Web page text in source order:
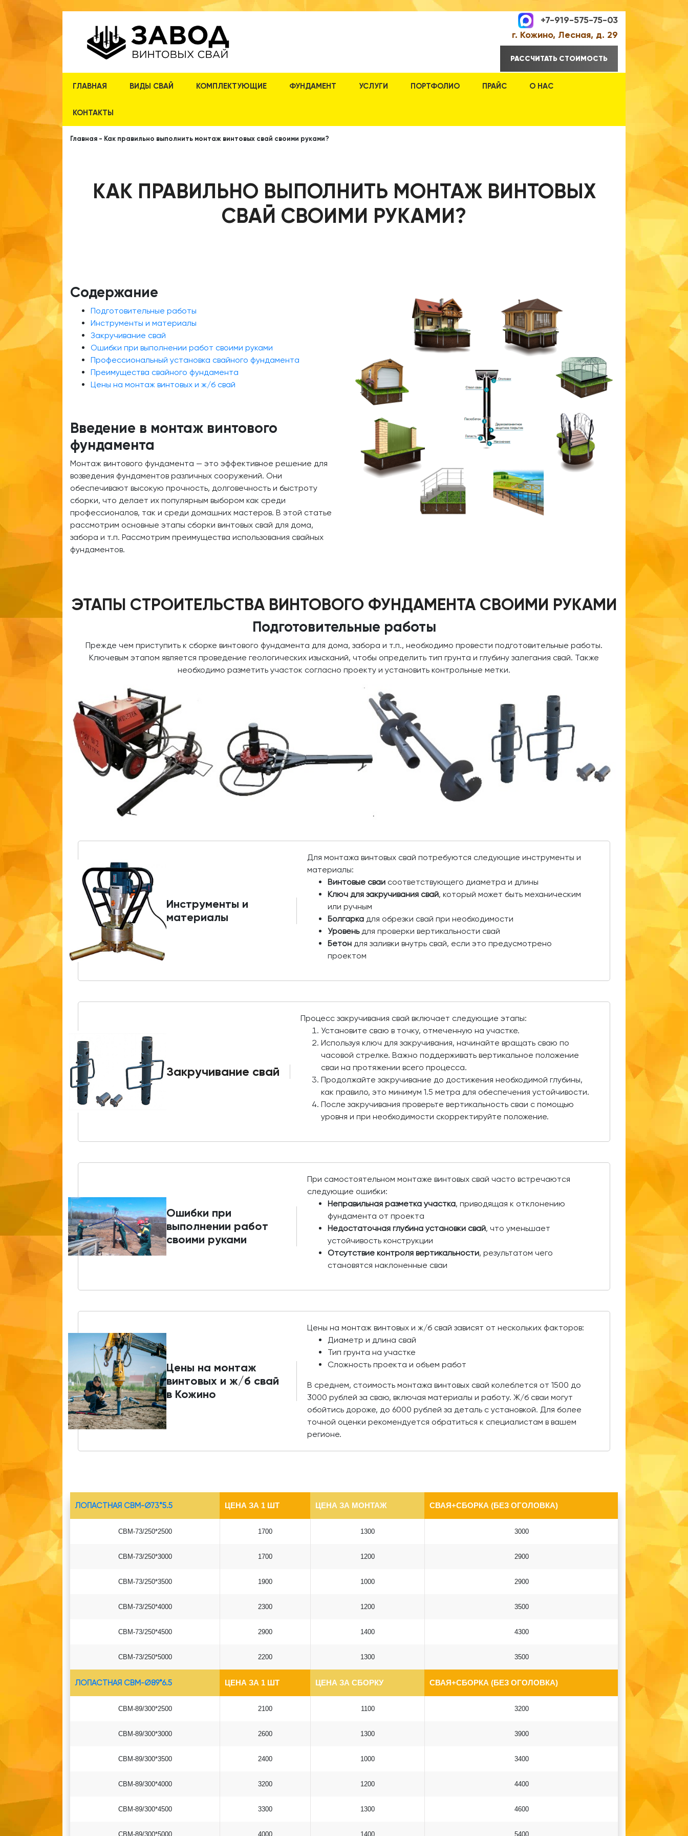
+7-919-575-75-03
г. Кожино, Лесная, д. 29
РАССЧИТАТЬ СТОИМОСТЬ
ГЛАВНАЯ ВИДЫ СВАЙ КОМПЛЕКТУЮЩИЕ ФУНДАМЕНТ УСЛУГИ ПОРТФОЛИО ПРАЙС О НАС
КОНТАКТЫ
Главная - Как правильно выполнить монтаж винтовых свай своими руками?
КАК ПРАВИЛЬНО ВЫПОЛНИТЬ МОНТАЖ ВИНТОВЫХ
СВАЙ СВОИМИ РУКАМИ?
Содержание
Подготовительные работы
Инструменты и материалы
Закручивание свай
Ошибки при выполнении работ своими руками
Профессиональный установка свайного фундамента
Преимущества свайного фундамента
Цены на монтаж винтовых и ж/б свай
Введение в монтаж винтового
фундамента
Монтаж винтового фундамента — это эффективное решение для
возведения фундаментов различных сооружений. Они
обеспечивают высокую прочность, долговечность и быстроту
сборки, что делает их популярным выбором как среди
профессионалов, так и среди домашних мастеров. В этой статье
рассмотрим основные этапы сборки винтовых свай для дома,
забора и т.п. Рассмотрим преимущества использования свайных
фундаментов.
ЭТАПЫ СТРОИТЕЛЬСТВА ВИНТОВОГО ФУНДАМЕНТА СВОИМИ РУКАМИ
Подготовительные работы
Прежде чем приступить к сборке винтового фундамента для дома, забора и т.п., необходимо провести подготовительные работы.
Ключевым этапом является проведение геологических изысканий, чтобы определить тип грунта и глубину залегания свай. Также
необходимо разметить участок согласно проекту и установить контрольные метки.
Инструменты и
материалы
Для монтажа винтовых свай потребуются следующие инструменты и
материалы:
Винтовые сваи соответствующего диаметра и длины
Ключ для закручивания свай, который может быть механическим
или ручным
Болгарка для обрезки свай при необходимости
Уровеньдля проверки вертикальности свай
Бетон для заливки внутрь свай, если это предусмотрено
проектом
Закручивание свай
Процесс закручивания свай включает следующие этапы:
Установите сваю в точку, отмеченную на участке.
Используя ключ для закручивания, начинайте вращать сваю по
часовой стрелке. Важно поддерживать вертикальное положение
сваи на протяжении всего процесса.
Продолжайте закручивание до достижения необходимой глубины,
как правило, это минимум 1.5 метра для обеспечения устойчивости.
После закручивания проверьте вертикальность сваи с помощью
уровня и при необходимости скорректируйте положение.
Ошибки при
выполнении работ
своими руками
При самостоятельном монтаже винтовых свай часто встречаются
следующие ошибки:
Неправильная разметка участка, приводящая к отклонению
фундамента от проекта
Недостаточная глубина установки свай, что уменьшает
устойчивость конструкции
Отсутствие контроля вертикальности, результатом чего
становятся наклоненные сваи
Цены на монтаж
винтовых и ж/б свай
в Кожино
Цены на монтаж винтовых и ж/б свай зависят от нескольких факторов:
Диаметр и длина свай
Тип грунта на участке
Сложность проекта и объем работ
В среднем, стоимость монтажа винтовых свай колеблется от 1500 до
3000 рублей за сваю, включая материалы и работу. Ж/б сваи могут
обойтись дороже, до 6000 рублей за деталь с установкой. Для более
точной оценки рекомендуется обратиться к специалистам в вашем
регионе.
ЛОПАСТНАЯ СВМ-Ø73*5.5 ЦЕНА ЗА 1 ШТ ЦЕНА ЗА МОНТАЖ СВАЯ+СБОРКА (БЕЗ ОГОЛОВКА)
СВМ-73/250*2500 1700 1300 3000
СВМ-73/250*3000 1700 1200 2900
СВМ-73/250*3500 1900 1000 2900
СВМ-73/250*4000 2300 1200 3500
СВМ-73/250*4500 2900 1400 4300
СВМ-73/250*5000 2200 1300 3500
ЛОПАСТНАЯ СВМ-Ø89*6.5 ЦЕНА ЗА 1 ШТ ЦЕНА ЗА СБОРКУ СВАЯ+СБОРКА (БЕЗ ОГОЛОВКА)
СВМ-89/300*2500 2100 1100 3200
СВМ-89/300*3000 2600 1300 3900
СВМ-89/300*3500 2400 1000 3400
СВМ-89/300*4000 3200 1200 4400
СВМ-89/300*4500 3300 1300 4600
СВМ-89/300*5000 4000 1400 5400